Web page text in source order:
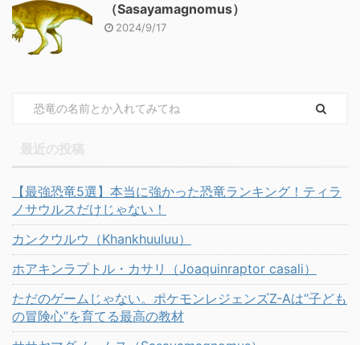
（Sasayamagnomus）
2024/9/17
【最強恐竜5選】本当に強かった恐竜ランキング！ティラ
ノサウルスだけじゃない！
カンクウルウ（Khankhuuluu）
ホアキンラプトル・カサリ（Joaquinraptor casali）
ただのゲームじゃない。ポケモンレジェンズZ-Aは“子ども
の冒険心”を育てる最高の教材